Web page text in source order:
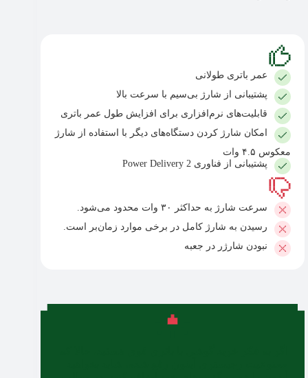
عمر باتری طولانی
پشتیبانی از شارژ بی‌سیم با سرعت بالا
قابلیت‌های نرم‌افزاری برای افزایش طول عمر باتری
امکان شارژ کردن دستگاه‌های دیگر با استفاده از شارژ
معکوس ۴.۵ وات
پشتیبانی از فناوری Power Delivery 2
سرعت شارژ به حداکثر ۳۰ وات محدود می‌شود.
رسیدن به شارژ کامل در برخی موارد زمان‌بر است.
نبودن شارژر در جعبه